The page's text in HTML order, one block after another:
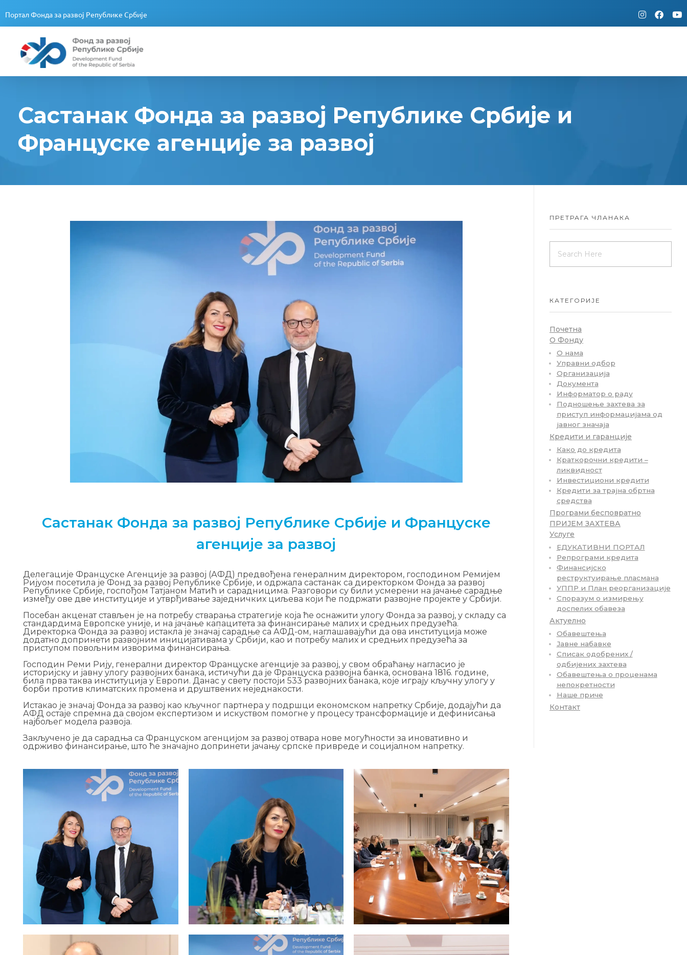
Портал Фонда за развој Републике Србије
Fond za razvoj Republike Srbije
Састанак Фонда за развој Републике Србије и
Француске агенције за развој
Састанак Фонда за развој Републике Србије и Француске
агенције за развој
Делегације Француске Агенције за развој (АФД) предвођена генералним директором, господином Ремијем
Ријуом посетила је Фонд за развој Републике Србије, и одржала састанак са директорком Фонда за развој
Републике Србије, госпођом Татјаном Матић и сарадницима. Разговори су били усмерени на јачање сарадње
између ове две институције и утврђивање заједничких циљева који ће подржати развојне пројекте у Србији.
Посебан акценат стављен је на потребу стварања стратегије која ће оснажити улогу Фонда за развој, у складу са
стандардима Европске уније, и на јачање капацитета за финансирање малих и средњих предузећа.
Директорка Фонда за развој истакла је значај сарадње са АФД-ом, наглашавајући да ова институција може
додатно допринети развојним иницијативама у Србији, као и потребу малих и средњих предузећа за
приступом повољним изворима финансирања.
Господин Реми Рију, генерални директор Француске агенције за развој, у свом обраћању нагласио је
историјску и јавну улогу развојних банака, истичући да је Француска развојна банка, основана 1816. године,
била прва таква институција у Европи. Данас у свету постоји 533 развојних банака, које играју кључну улогу у
борби против климатских промена и друштвених неједнакости.
Истакао је значај Фонда за развој као кључног партнера у подршци економском напретку Србије, додајући да
АФД остаје спремна да својом експертизом и искуством помогне у процесу трансформације и дефинисања
најбољег модела развоја.
Закључено је да сарадња са Француском агенцијом за развој отвара нове могућности за иновативно и
одрживо финансирање, што ће значајно допринети јачању српске привреде и социјалном напретку.
ПРЕТРАГА ЧЛАНАКА
КАТЕГОРИЈЕ
Почетна
О Фонду
О нама
Управни одбор
Организација
Документа
Информатор о раду
Подношење захтева за
приступ информацијама од
јавног значаја
Кредити и гаранције
Како до кредита
Краткорочни кредити –
ликвидност
Инвестициони кредити
Кредити за трајна обртна
средства
Програми бесповратно
ПРИЈЕМ ЗАХТЕВА
Услуге
ЕДУКАТИВНИ ПОРТАЛ
Репрограми кредита
Финансијско
реструктуирање пласмана
УППР и План реорганизације
Споразум о измирењу
доспелих обавеза
Актуелно
Обавештења
Јавне набавке
Списак одобрених /
одбијених захтева
Обавештења о проценама
непокретности
Наше приче
Контакт